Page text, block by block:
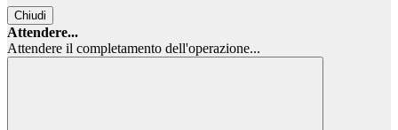
Chiudi
Attendere...
Attendere il completamento dell'operazione...